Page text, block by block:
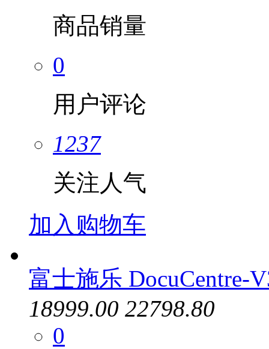
商品销量
0
用户评论
1237
关注人气
加入购物车
富士施乐 DocuCentre-
18999.00 22798.80
0